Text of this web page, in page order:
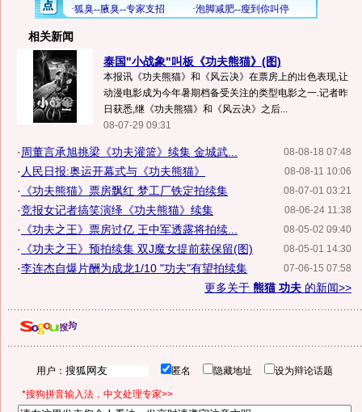
相关新闻
泰国"小战象"叫板《功夫熊猫》(图)
本报讯《功夫熊猫》和《风云决》在票房上的出色表现,让
动漫电影成为今年暑期档备受关注的类型电影之一.记者昨
日获悉,继《功夫熊猫》和《风云决》之后...
08-07-29 09:31
08-08-18 07:48
· 周董言承旭挑梁《功夫灌篮》续集 金城武...
08-08-11 10:06
· 人民日报:奥运开幕式与《功夫熊猫》
08-07-01 03:21
· 《功夫熊猫》票房飘红 梦工厂铁定拍续集
08-06-24 11:38
·竞报女记者搞笑演绎《功夫熊猫》续集
08-05-02 09:40
· 《功夫之王》票房过亿 王中军透露将拍续...
08-05-01 14:30
· 《功夫之王》预拍续集 双J魔女提前获保留(图)
07-06-15 07:58
·李连杰自爆片酬为成龙1/10 "功夫"有望拍续集
更多关于 熊猫 功夫 的新闻>>
用户： 匿名 隐藏地址 设为辩论话题
*搜狗拼音输入法，中文处理专家>>